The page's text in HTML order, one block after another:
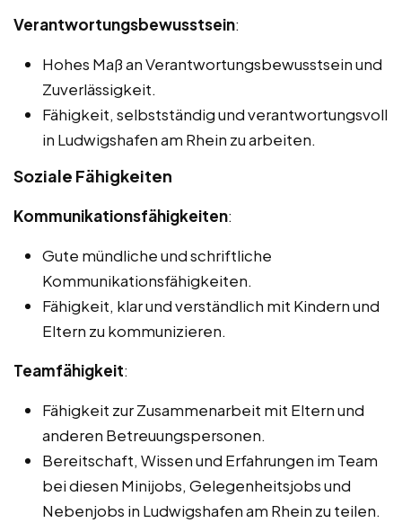
Verantwortungsbewusstsein:
Hohes Maß an Verantwortungsbewusstsein und
Zuverlässigkeit.
Fähigkeit, selbstständig und verantwortungsvoll
in Ludwigshafen am Rhein zu arbeiten.
Soziale Fähigkeiten
Kommunikationsfähigkeiten:
Gute mündliche und schriftliche
Kommunikationsfähigkeiten.
Fähigkeit, klar und verständlich mit Kindern und
Eltern zu kommunizieren.
Teamfähigkeit:
Fähigkeit zur Zusammenarbeit mit Eltern und
anderen Betreuungspersonen.
Bereitschaft, Wissen und Erfahrungen im Team
bei diesen Minijobs, Gelegenheitsjobs und
Nebenjobs in Ludwigshafen am Rhein zu teilen.